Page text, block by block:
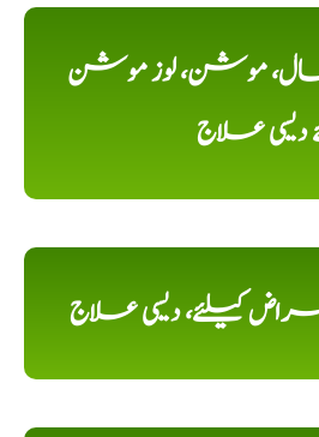
موشن، لوز موشن
دیسی علاج
کیلئے، دیسی علاج